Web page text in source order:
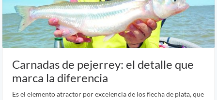
Carnadas de pejerrey: el detalle que
marca la diferencia
Es el elemento atractor por excelencia de los flecha de plata, que